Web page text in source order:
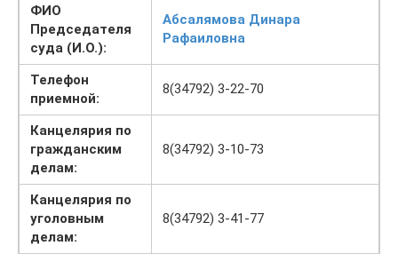
ФИО
Председателя
суда (И.О.):
Абсалямова Динара
Рафаиловна
Телефон
приемной:
8(34792) 3-22-70
Канцелярия по
гражданским
делам:
8(34792) 3-10-73
Канцелярия по
уголовным
делам:
8(34792) 3-41-77